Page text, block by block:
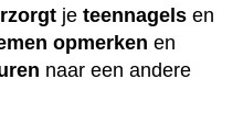
je teennagels en
opmerken en
naar een andere